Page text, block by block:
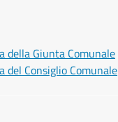
della Giunta Comunale
del Consiglio Comunale